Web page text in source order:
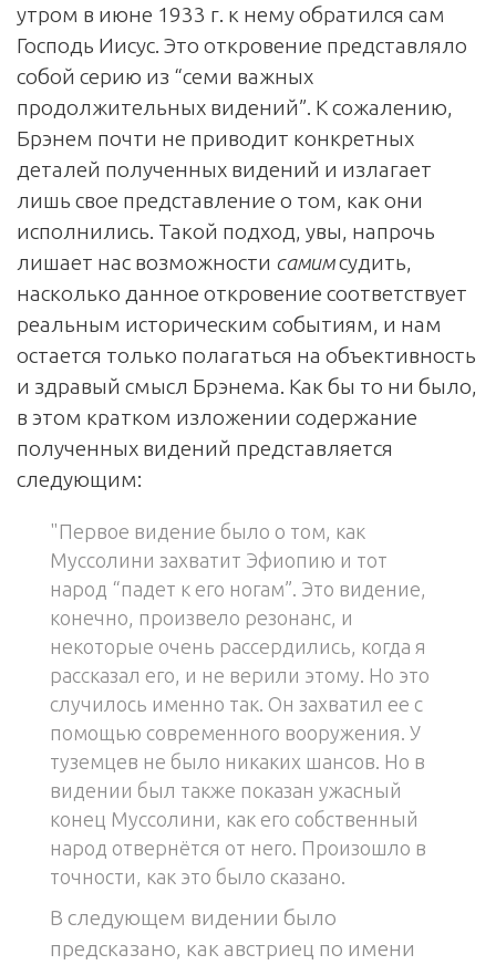
утром в июне 1933 г. к нему обратился сам
Господь Иисус. Это откровение представляло
собой серию из “семи важных
продолжительных видений”. К сожалению,
Брэнем почти не приводит конкретных
деталей полученных видений и излагает
лишь свое представление о том, как они
исполнились. Такой подход, увы, напрочь
лишает нас возможности самимсудить,
насколько данное откровение соответствует
реальным историческим событиям, и нам
остается только полагаться на объективность
и здравый смысл Брэнема. Как бы то ни было,
в этом кратком изложении содержание
полученных видений представляется
следующим:
"Первое видение было о том, как
Муссолини захватит Эфиопию и тот
народ “падет к его ногам”. Это видение,
конечно, произвело резонанс, и
некоторые очень рассердились, когда я
рассказал его, и не верили этому. Но это
случилось именно так. Он захватил ее с
помощью современного вооружения. У
туземцев не было никаких шансов. Но в
видении был также показан ужасный
конец Муссолини, как его собственный
народ отвернётся от него. Произошло в
точности, как это было сказано.
В следующем видении было
предсказано, как австриец по имени